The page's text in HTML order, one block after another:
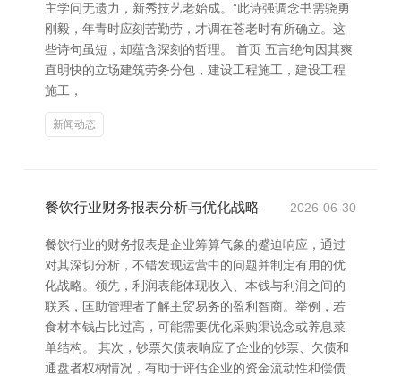
主学问无遗力，新秀技艺老始成。”此诗强调念书需骁勇
刚毅，年青时应刻苦勤劳，才调在苍老时有所确立。这
些诗句虽短，却蕴含深刻的哲理。 首页 五言绝句因其爽
直明快的立场建筑劳务分包，建设工程施工，建设工程
施工，
新闻动态
餐饮行业财务报表分析与优化战略 2026-06-30
餐饮行业的财务报表是企业筹算气象的蹙迫响应，通过
对其深切分析，不错发现运营中的问题并制定有用的优
化战略。领先，利润表能体现收入、本钱与利润之间的
联系，匡助管理者了解主贸易务的盈利智商。举例，若
食材本钱占比过高，可能需要优化采购渠说念或养息菜
单结构。 其次，钞票欠债表响应了企业的钞票、欠债和
通盘者权柄情况，有助于评估企业的资金流动性和偿债